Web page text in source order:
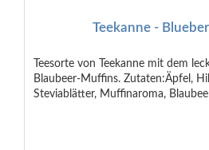
Teekanne -
Teesorte von Teekanne mit dem
Blaubeer-Muffins. Zutaten:Äpfel,
Steviablätter, Muffinaroma,